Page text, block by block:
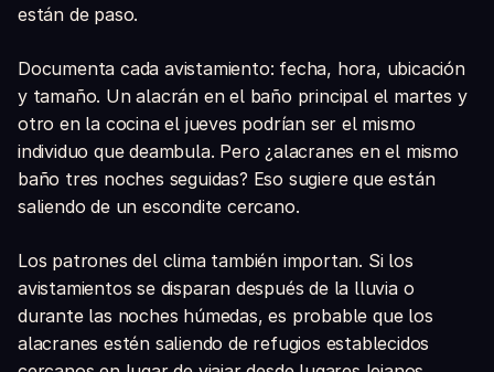
están de paso.
Documenta cada avistamiento: fecha, hora, ubicación
y tamaño. Un alacrán en el baño principal el martes y
otro en la cocina el jueves podrían ser el mismo
individuo que deambula. Pero ¿alacranes en el mismo
baño tres noches seguidas? Eso sugiere que están
saliendo de un escondite cercano.
Los patrones del clima también importan. Si los
avistamientos se disparan después de la lluvia o
durante las noches húmedas, es probable que los
alacranes estén saliendo de refugios establecidos